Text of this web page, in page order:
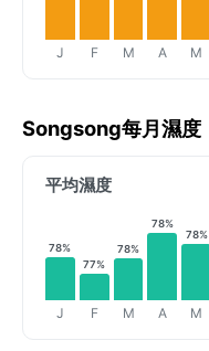
J F M A M
Songsong每月濕度
平均濕度
78%
J
77%
F
78%
M
78%
A
78%
M